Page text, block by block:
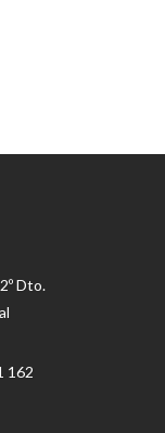
Dto.
162